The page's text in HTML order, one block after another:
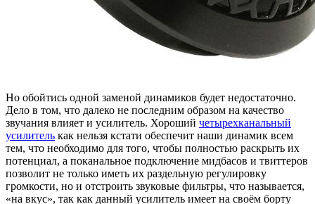
Но обойтись одной заменой динамиков будет недостаточно.
Дело в том, что далеко не последним образом на качество
звучания влияет и усилитель. Хороший четырехканальный
усилитель как нельзя кстати обеспечит наши динамик всем
тем, что необходимо для того, чтобы полностью раскрыть их
потенциал, а поканальное подключение мидбасов и твиттеров
позволит не только иметь их раздельную регулировку
громкости, но и отстроить звуковые фильтры, что называется,
«на вкус», так как данный усилитель имеет на своём борту